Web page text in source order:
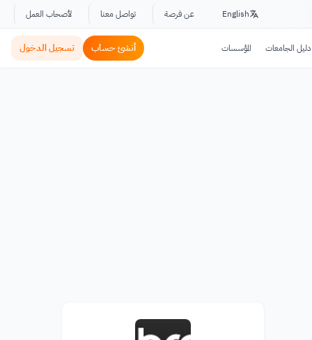
English عن فرصة تواصل معنا لأصحاب العمل
دليل الجامعات المؤسسات أنشئ حساب تسجيل الدخول